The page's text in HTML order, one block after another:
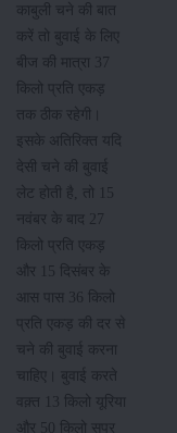
काबुली चने की बात
करें तो बुवाई के लिए
बीज की मात्रा 37
किलो प्रति एकड़
तक ठीक रहेगी।
इसके अतिरिक्त यदि
देसी चने की बुवाई
लेट होती है, तो 15
नवंबर के बाद 27
किलो प्रति एकड़
और 15 दिसंबर के
आस पास 36 किलो
प्रति एकड़ की दर से
चने की बुवाई करना
चाहिए। बुवाई करते
वक़्त 13 किलो यूरिया
और 50 किलो सुपर